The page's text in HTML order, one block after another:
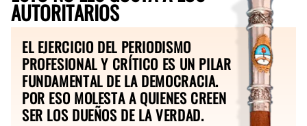
AUTORITARIOS
EL EJERCICIO DEL PERIODISMO
PROFESIONAL Y CRÍTICO ES UN PILAR
FUNDAMENTAL DE LA DEMOCRACIA.
POR ESO MOLESTA A QUIENES CREEN
SER LOS DUEÑOS DE LA VERDAD.